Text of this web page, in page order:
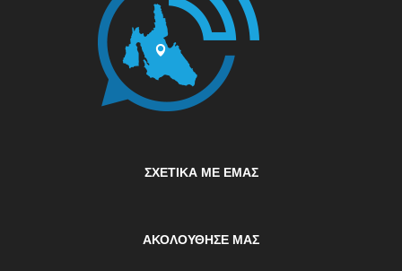
ΣΧΕΤΙΚΆ ΜΕ ΕΜΆΣ
ΑΚΟΛΟΥΘΗΣΕ ΜΑΣ